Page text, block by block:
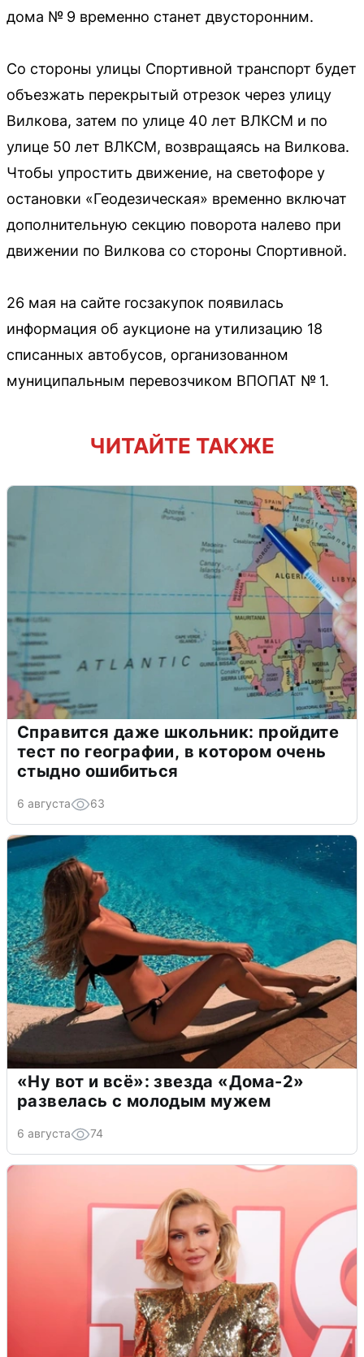
дома № 9 временно станет двусторонним.
Со стороны улицы Спортивной транспорт будет
объезжать перекрытый отрезок через улицу
Вилкова, затем по улице 40 лет ВЛКСМ и по
улице 50 лет ВЛКСМ, возвращаясь на Вилкова.
Чтобы упростить движение, на светофоре у
остановки «Геодезическая» временно включат
дополнительную секцию поворота налево при
движении по Вилкова со стороны Спортивной.
26 мая на сайте госзакупок появилась
информация об аукционе на утилизацию 18
списанных автобусов, организованном
муниципальным перевозчиком ВПОПАТ № 1.
ЧИТАЙТЕ ТАКЖЕ
Справится даже школьник: пройдите
тест по географии, в котором очень
стыдно ошибиться
6 августа 63
«Ну вот и всё»: звезда «Дома-2»
развелась с молодым мужем
6 августа 74